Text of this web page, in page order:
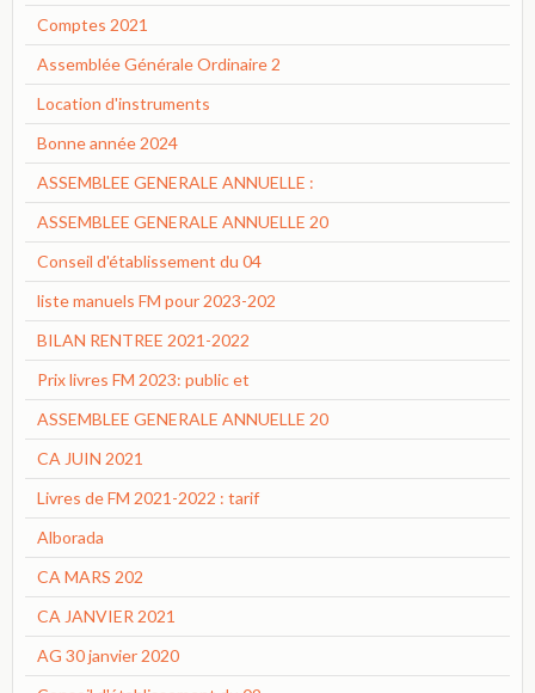
Comptes 2021
Assemblée Générale Ordinaire 2
Location d'instruments
Bonne année 2024
ASSEMBLEE GENERALE ANNUELLE :
ASSEMBLEE GENERALE ANNUELLE 20
Conseil d'établissement du 04
liste manuels FM pour 2023-202
BILAN RENTREE 2021-2022
Prix livres FM 2023: public et
ASSEMBLEE GENERALE ANNUELLE 20
CA JUIN 2021
Livres de FM 2021-2022 : tarif
Alborada
CA MARS 202
CA JANVIER 2021
AG 30 janvier 2020